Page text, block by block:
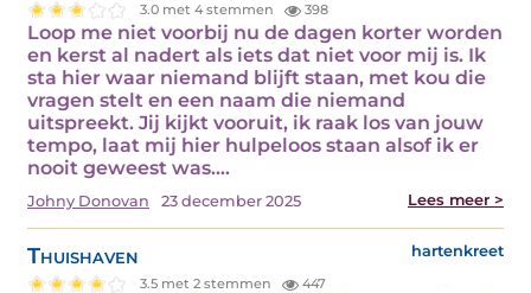
3.0 met 4 stemmen 398
Loop me niet voorbij nu de dagen korter worden
en kerst al nadert als iets dat niet voor mij is. Ik
sta hier waar niemand blijft staan, met kou die
vragen stelt en een naam die niemand
uitspreekt. Jij kijkt vooruit, ik raak los van jouw
tempo, laat mij hier hulpeloos staan alsof ik er
nooit geweest was.…
Johny Donovan 23 december 2025 Lees meer >
Thuishaven hartenkreet
3.5 met 2 stemmen 447